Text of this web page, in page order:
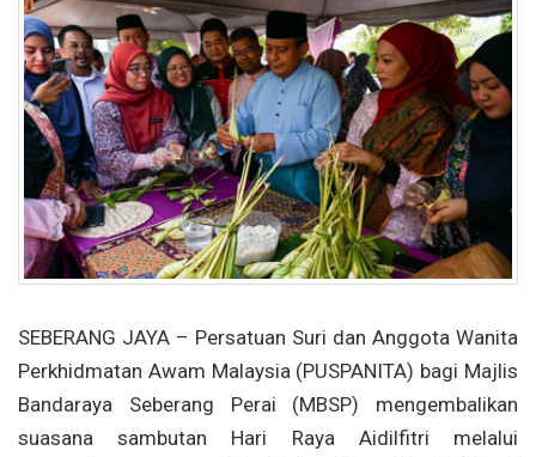
SEBERANG JAYA – Persatuan Suri dan Anggota Wanita
Perkhidmatan Awam Malaysia (PUSPANITA) bagi Majlis
Bandaraya Seberang Perai (MBSP) mengembalikan
suasana sambutan Hari Raya Aidilfitri melalui